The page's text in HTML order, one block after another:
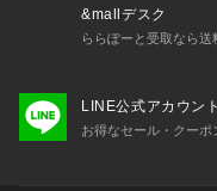
【気になる商品はお気
▼商品のお気に入り登録
▼ブランドのお気に入り
新商品や再入荷など、い
&mallデスク
ららぽーと受取なら送
LINE公式アカウント
お得なセール・クーポ